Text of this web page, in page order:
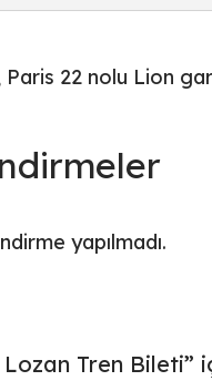
Paris 22 nolu Lion
yapılmadı.
Lozan Tren